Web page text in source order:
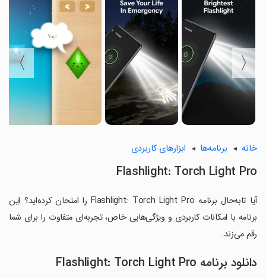
〈
〉
خانه برنامه‌ها ابزارهای کاربردی
Flashlight: Torch Light Pro
آیا تابه‌حال برنامه Flashlight: Torch Light Pro را امتحان کرده‌اید؟ این
برنامه با امکانات کاربردی و ویژگی‌هایی خاص، تجربه‌ای متفاوت را برای شما
رقم می‌زند.
دانلود برنامه Flashlight: Torch Light Pro